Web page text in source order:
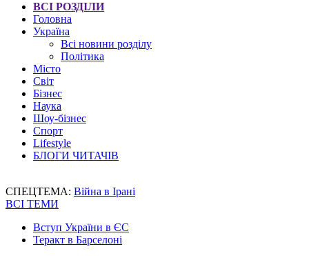
ВСІ РОЗДІЛИ
Головна
Україна
Всі новини розділу
Політика
Місто
Світ
Бізнес
Наука
Шоу-бізнес
Спорт
Lifestyle
БЛОГИ ЧИТАЧІВ
СПЕЦТЕМА: Війна в Ірані
ВСІ ТЕМИ
Вступ України в ЄС
Теракт в Барселоні